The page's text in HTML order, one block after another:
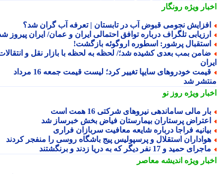
ویژهرونگار
نجومی قبوض آب در تابستان | تعرفه آب گران شد؟
تلگراف درباره توافق احتمالی ایران و عمان/ ایران پیروز شد
پرشور: اسطوره اروگوئه بازگشت!
بمب بعدی کشیده شد؛/ لحظه به لحظه با بازار نقل و انتقالات
قیمت خودروهای سایپا تغییر کرد؛ لیست قیمت جمعه 16 مرداد
شد
ویژهروز نو
مالی ساماندهی نیروهای شرکتی 16 همت است
پرستاران بیمارستان فیاض بخش خبرساز شد
فراجا درباره شایعه معافیت سربازان فراری
استقلال و پرسپولیس پیج باشگاه روسی را منفجر کردند
حمید و 17 نفر دیگر که به دریا زدند و برنگشتند
ویژهاندیشه معاصر